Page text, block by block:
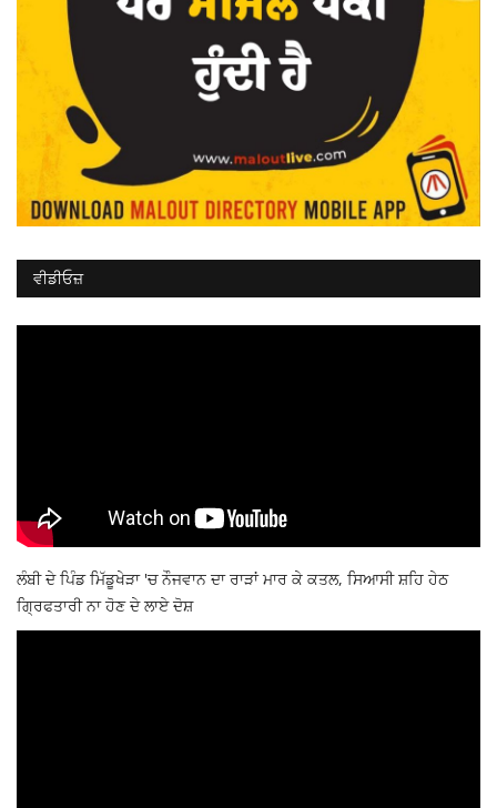
ਵੀਡੀਓਜ਼
ਲੰਬੀ ਦੇ ਪਿੰਡ ਮਿੱਡੂਖੇੜਾ 'ਚ ਨੌਜਵਾਨ ਦਾ ਰਾੜਾਂ ਮਾਰ ਕੇ ਕਤਲ, ਸਿਆਸੀ ਸ਼ਹਿ ਹੇਠ
ਗ੍ਰਿਫਤਾਰੀ ਨਾ ਹੋਣ ਦੇ ਲਾਏ ਦੋਸ਼